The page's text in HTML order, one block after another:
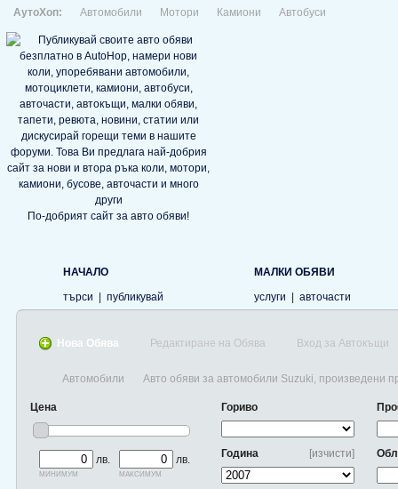
АутоХоп: Автомобили Мотори Камиони Автобуси
По-добрият сайт за авто обяви!
НАЧАЛО
търси
публикувай
МАЛКИ ОБЯВИ
услуги
авточасти
Нова Обява Редактиране на Обява Вход за Автокъщи
Автомобили Авто обяви за автомобили Suzuki, произведени
Цена
лв.
минимум
лв.
максимум
Гориво
[изчисти]
Година